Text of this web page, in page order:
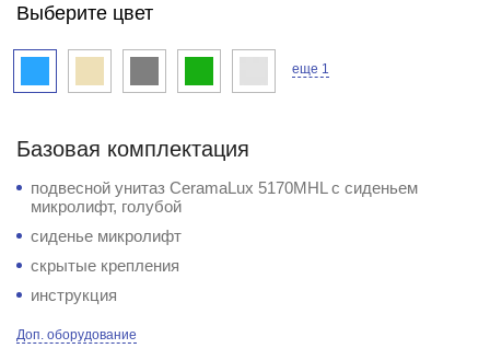
Выберите цвет
еще 1
Базовая комплектация
подвесной унитаз CeramaLux 5170MHL с сиденьем
микролифт, голубой
сиденье микролифт
скрытые крепления
инструкция
Доп. оборудование